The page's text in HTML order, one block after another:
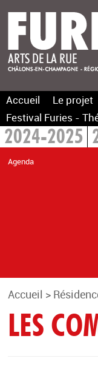
Accueil Le projet
Festival Furies -
2024-2025
Agenda
Accueil >
LES